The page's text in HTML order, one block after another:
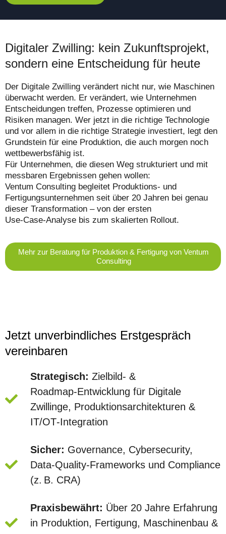
Digitaler Zwilling: kein Zukunftsprojekt,
sondern eine Entscheidung für heute
Der Digitale Zwilling verändert nicht nur, wie Maschinen
überwacht werden. Er verändert, wie Unternehmen
Entscheidungen treffen, Prozesse optimieren und
Risiken managen. Wer jetzt in die richtige Technologie
und vor allem in die richtige Strategie investiert, legt den
Grundstein für eine Produktion, die auch morgen noch
wettbewerbsfähig ist.
Für Unternehmen, die diesen Weg strukturiert und mit
messbaren Ergebnissen gehen wollen:
Ventum Consulting begleitet Produktions- und
Fertigungsunternehmen seit über 20 Jahren bei genau
dieser Transformation – von der ersten
Use‑Case‑Analyse bis zum skalierten Rollout.
Mehr zur Beratung für Produktion & Fertigung von Ventum
Consulting
Jetzt unverbindliches Erstgespräch
vereinbaren
Strategisch: Zielbild‑ &
Roadmap‑Entwicklung für Digitale
Zwillinge, Produktionsarchitekturen &
IT/OT‑Integration
Sicher: Governance, Cybersecurity,
Data‑Quality‑Frameworks und Compliance
(z. B. CRA)
Praxisbewährt: Über 20 Jahre Erfahrung
in Produktion, Fertigung, Maschinenbau &